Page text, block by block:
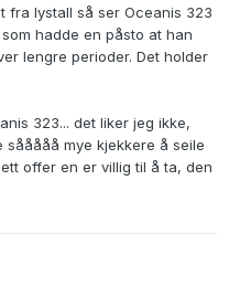
fra lystall så ser Oceanis 323
hadde en påsto at han
lengre perioder. Det holder
323... det liker jeg ikke,
mye kjekkere å seile
offer en er villig til å ta, den